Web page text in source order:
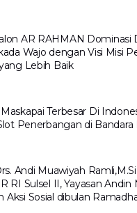
AR RAHMAN Dominasi
Wajo dengan Visi Misi
Lebih Baik
Terbesar Di
Penerbangan di Bandara
Andi Muawiyah
RI Sulsel II, Yayasan Andin
Aksi Sosial dibulan